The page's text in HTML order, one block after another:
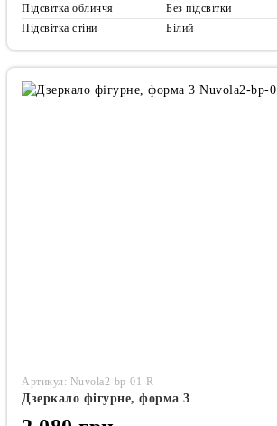
Підсвітка обличчя
Без підсвітки
Підсвітка стіни
Білий
Артикул: Nuvola2-bp-01-R
Дзеркало фігурне, форма 3